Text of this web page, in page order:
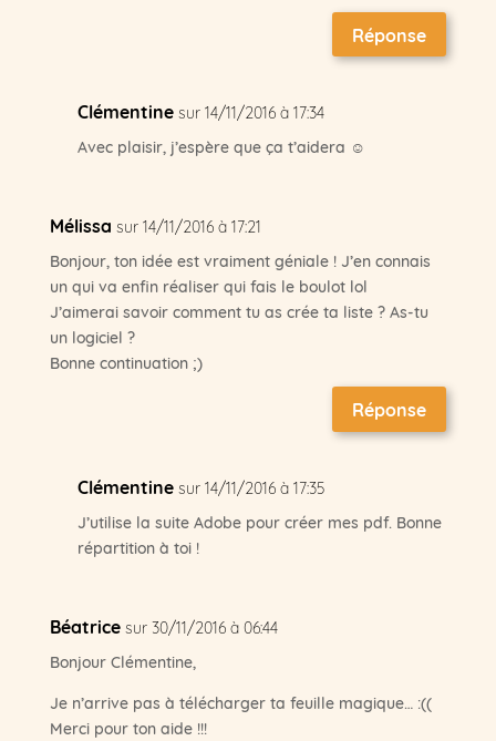
Réponse
Clémentine sur 14/11/2016 à 17:34
Avec plaisir, j’espère que ça t’aidera ☺
Mélissa sur 14/11/2016 à 17:21
Bonjour, ton idée est vraiment géniale ! J’en connais
un qui va enfin réaliser qui fais le boulot lol
J’aimerai savoir comment tu as crée ta liste ? As-tu
un logiciel ?
Bonne continuation ;)
Réponse
Clémentine sur 14/11/2016 à 17:35
J’utilise la suite Adobe pour créer mes pdf. Bonne
répartition à toi !
Béatrice sur 30/11/2016 à 06:44
Bonjour Clémentine,
Je n’arrive pas à télécharger ta feuille magique… :((
Merci pour ton aide !!!